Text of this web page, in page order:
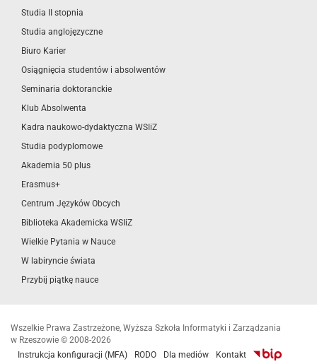
Studia II stopnia
Studia anglojęzyczne
Biuro Karier
Osiągnięcia studentów i absolwentów
Seminaria doktoranckie
Klub Absolwenta
Kadra naukowo-dydaktyczna WSIiZ
Studia podyplomowe
Akademia 50 plus
Erasmus+
Centrum Języków Obcych
Biblioteka Akademicka WSIiZ
Wielkie Pytania w Nauce
W labiryncie świata
Przybij piątkę nauce
Wszelkie Prawa Zastrzeżone, Wyższa Szkoła Informatyki i Zarządzania
w Rzeszowie © 2008-2026
Instrukcja konfiguracji (MFA)
RODO Dla mediów Kontakt